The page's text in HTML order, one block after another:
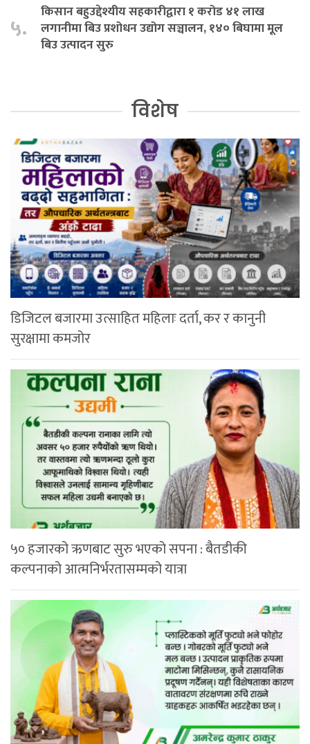
५.
किसान बहुउद्देश्यीय सहकारीद्वारा १ करोड ४१ लाख
लगानीमा बिउ प्रशोधन उद्योग सञ्चालन, १४० बिघामा मूल
बिउ उत्पादन सुरु
विशेष
डिजिटल बजारमा उत्साहित महिलाः दर्ता, कर र कानुनी
सुरक्षामा कमजोर
५० हजारको ऋणबाट सुरु भएको सपना : बैतडीकी
कल्पनाको आत्मनिर्भरतासम्मको यात्रा